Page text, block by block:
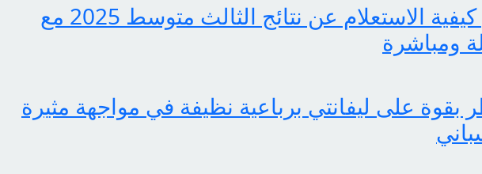
اكتشف الآن كيفية الاستعلام عن نتائج الثالث متوسط 2025 مع
ومباشرة
بقوة على ليفانتي برباعية نظيفة في مواجهة مثيرة